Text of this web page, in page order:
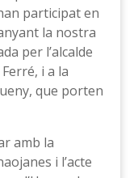
participat en
la nostra
per l’alcalde
i a la
que porten
amb la
i l’acte